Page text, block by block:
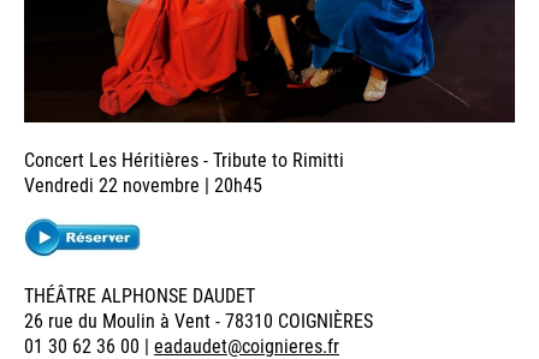
Concert Les Héritières - Tribute to Rimitti
Vendredi 22 novembre | 20h45
THÉÂTRE ALPHONSE DAUDET
26 rue du Moulin à Vent - 78310 COIGNIÈRES
01 30 62 36 00 | eadaudet@coignieres.fr